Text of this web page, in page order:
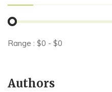
Range : $0 - $0
Authors